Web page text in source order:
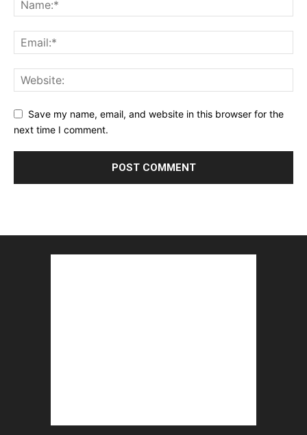
Save my name, email, and website in this browser for the
next time I comment.